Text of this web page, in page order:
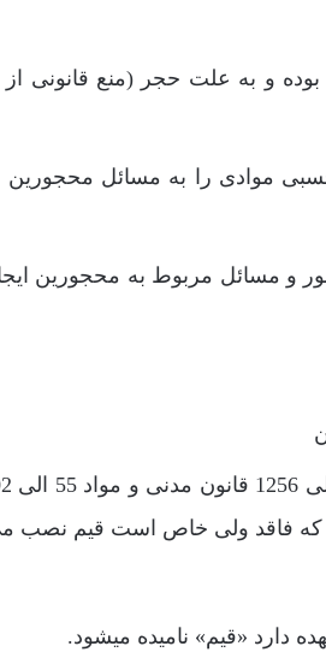
و به علت حجر (منع قانونی
حسبی موادی را به مسائل
و مسائل مربوط به محجورین
که فاقد ولی خاص است قیم نصب
دارد «قیم» نامیده میشود.